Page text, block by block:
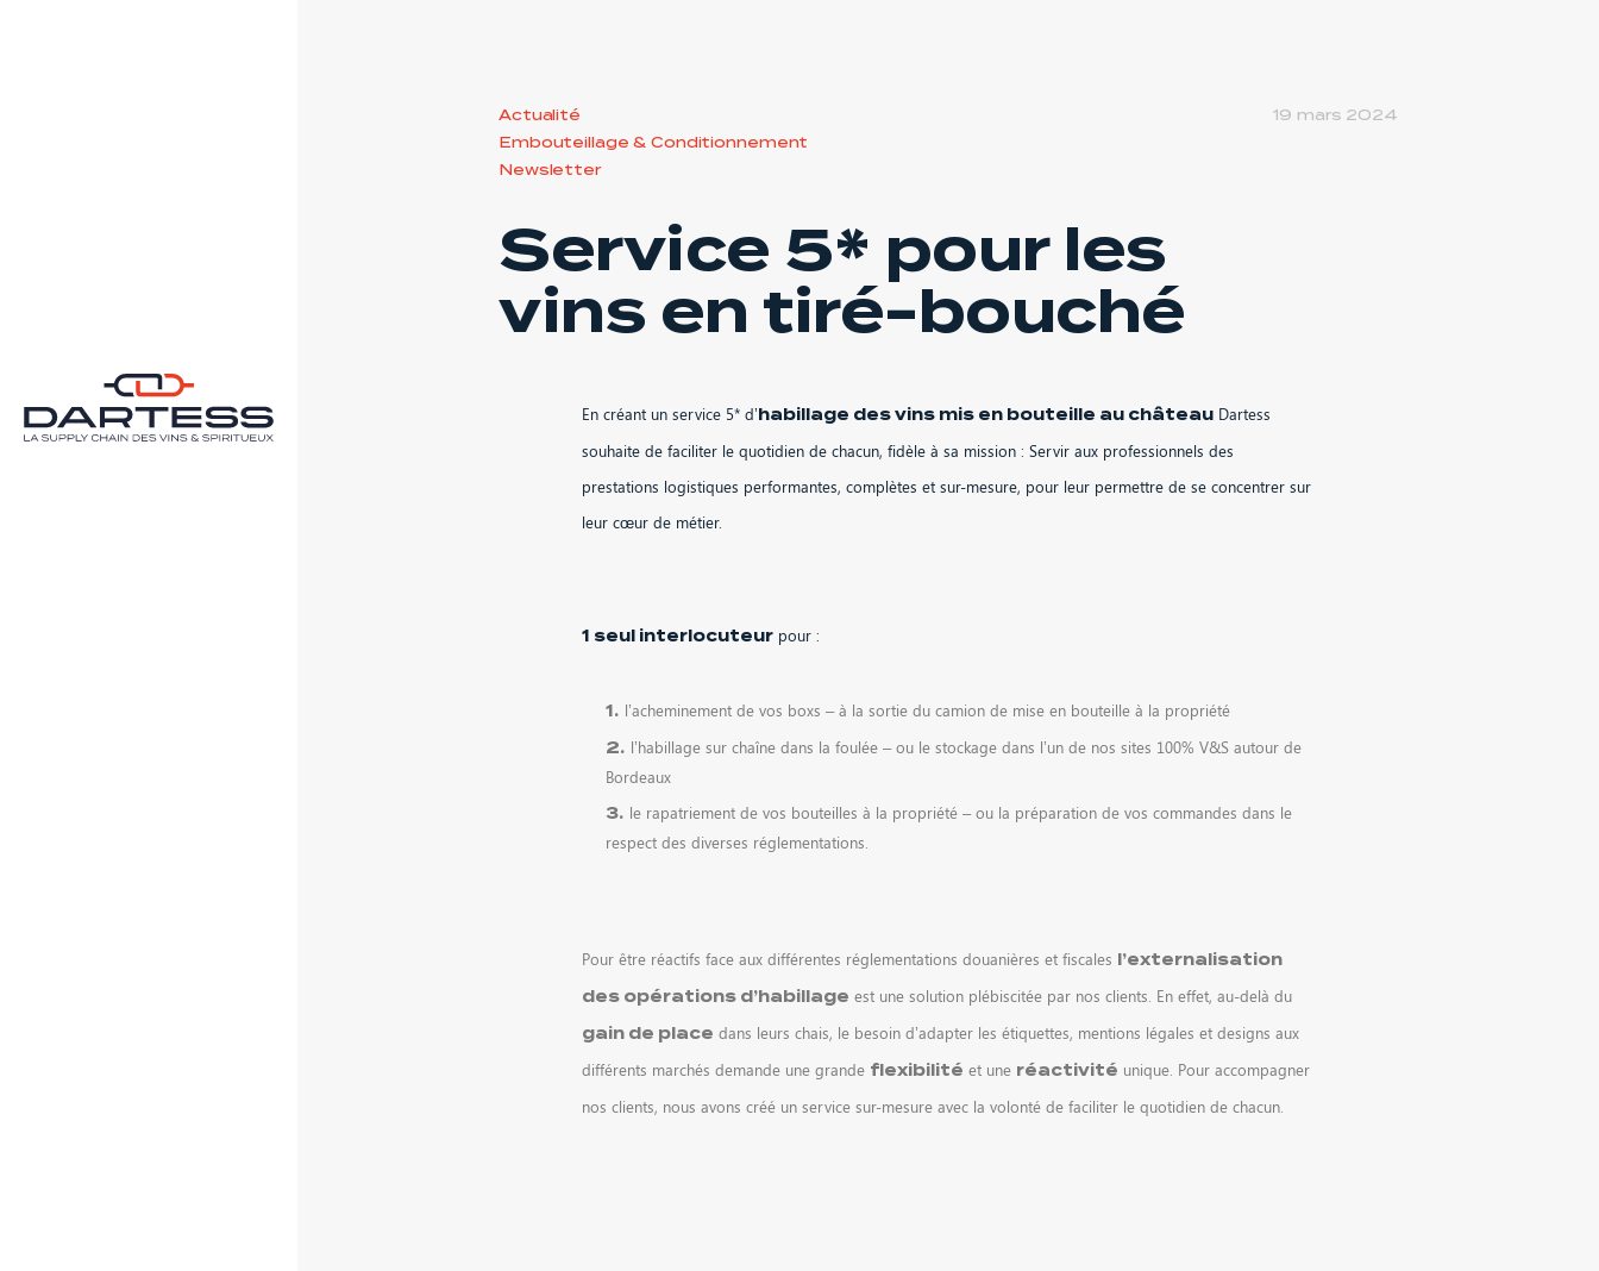
Actualité
Embouteillage & Conditionnement
Newsletter
19 mars 2024
Service 5* pour les
vins en tiré-bouché
En créant un service 5* d’ habillage des vins mis en bouteille au château Dartess
souhaite de faciliter le quotidien de chacun, fidèle à sa mission : Servir aux professionnels des
prestations logistiques performantes, complètes et sur-mesure, pour leur permettre de se concentrer sur
leur cœur de métier.
1 seul interlocuteur pour :
l’acheminement de vos boxs – à la sortie du camion de mise en bouteille à la propriété
l’habillage sur chaîne dans la foulée – ou le stockage dans l’un de nos sites 100% V&S autour de
Bordeaux
le rapatriement de vos bouteilles à la propriété – ou la préparation de vos commandes dans le
respect des diverses réglementations.
Pour être réactifs face aux différentes réglementations douanières et fiscales l’externalisation
des opérations d’habillage est une solution plébiscitée par nos clients. En effet, au-delà du
gain de place dans leurs chais, le besoin d’adapter les étiquettes, mentions légales et designs aux
différents marchés demande une grande flexibilité et une réactivité unique. Pour accompagner
nos clients, nous avons créé un service sur-mesure avec la volonté de faciliter le quotidien de chacun.